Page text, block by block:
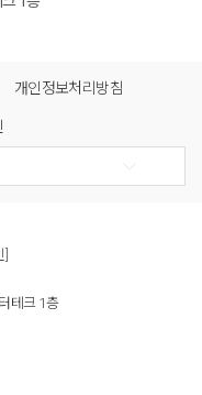
개인정보처리방침
]
테크 1층